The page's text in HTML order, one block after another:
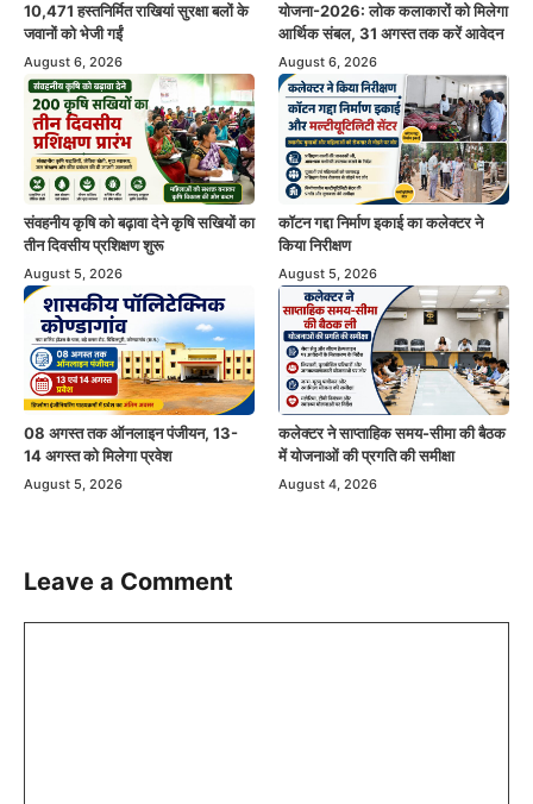
10,471 हस्तनिर्मित राखियां सुरक्षा बलों के
जवानों को भेजी गईं
August 6, 2026
योजना-2026: लोक कलाकारों को मिलेगा
आर्थिक संबल, 31 अगस्त तक करें आवेदन
August 6, 2026
संवहनीय कृषि को बढ़ावा देने कृषि सखियों का
तीन दिवसीय प्रशिक्षण शुरू
August 5, 2026
कॉटन गद्दा निर्माण इकाई का कलेक्टर ने
किया निरीक्षण
August 5, 2026
08 अगस्त तक ऑनलाइन पंजीयन, 13-
14 अगस्त को मिलेगा प्रवेश
August 5, 2026
कलेक्टर ने साप्ताहिक समय-सीमा की बैठक
में योजनाओं की प्रगति की समीक्षा
August 4, 2026
Leave a Comment